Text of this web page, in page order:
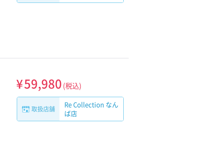
¥59,980 (税込)
取扱店舗
Re Collection なん
ば店